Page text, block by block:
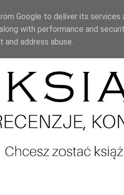
Google to deliver its
with performance and
address abuse.